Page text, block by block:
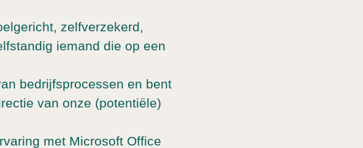
zelfverzekerd,
iemand die op een
bedrijfsprocessen en bent
van onze (potentiële)
met Microsoft Office